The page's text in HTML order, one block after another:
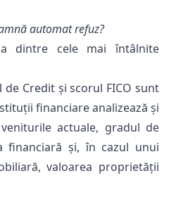
automat refuz?
dintre cele mai întâlnite
Credit și scorul FICO sunt
financiare analizează și
actuale, gradul de
financiară și, în cazul unui
valoarea proprietății